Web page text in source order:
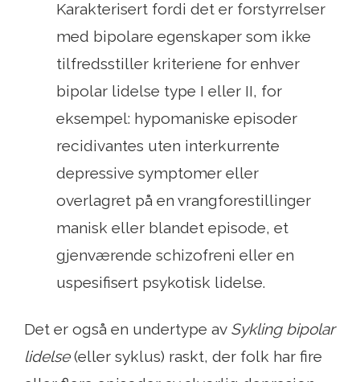
Karakterisert fordi det er forstyrrelser
med bipolare egenskaper som ikke
tilfredsstiller kriteriene for enhver
bipolar lidelse type I eller II, for
eksempel: hypomaniske episoder
recidivantes uten interkurrente
depressive symptomer eller
overlagret på en vrangforestillinger
manisk eller blandet episode, et
gjenværende schizofreni eller en
uspesifisert psykotisk lidelse.
Det er også en undertype av Sykling bipolar
lidelse(eller syklus) raskt, der folk har fire